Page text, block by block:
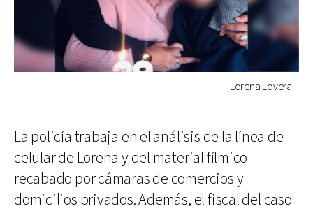
Lorena Lovera
La policía trabaja en el análisis de la línea de
celular de Lorena y del material fílmico
recabado por cámaras de comercios y
domicilios privados. Además, el fiscal del caso